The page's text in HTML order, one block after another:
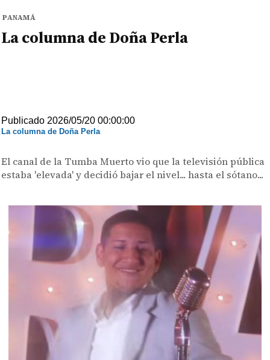
PANAMÁ
La columna de Doña Perla
Publicado 2026/05/20 00:00:00
La columna de Doña Perla
El canal de la Tumba Muerto vio que la televisión pública
estaba 'elevada' y decidió bajar el nivel... hasta el sótano...